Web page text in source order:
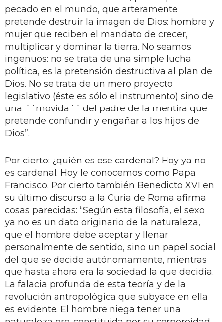
pecado en el mundo, que arteramente
pretende destruir la imagen de Dios: hombre y
mujer que reciben el mandato de crecer,
multiplicar y dominar la tierra. No seamos
ingenuos: no se trata de una simple lucha
política, es la pretensión destructiva al plan de
Dios. No se trata de un mero proyecto
legislativo (éste es sólo el instrumento) sino de
una ´´movida´´ del padre de la mentira que
pretende confundir y engañar a los hijos de
Dios”.
Por cierto: ¿quién es ese cardenal? Hoy ya no
es cardenal. Hoy le conocemos como Papa
Francisco. Por cierto también Benedicto XVI en
su último discurso a la Curia de Roma afirma
cosas parecidas: “Según esta filosofía, el sexo
ya no es un dato originario de la naturaleza,
que el hombre debe aceptar y llenar
personalmente de sentido, sino un papel social
del que se decide autónomamente, mientras
que hasta ahora era la sociedad la que decidía.
La falacia profunda de esta teoría y de la
revolución antropológica que subyace en ella
es evidente. El hombre niega tener una